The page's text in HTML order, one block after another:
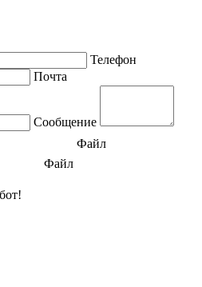
Телефон
Почта
Сообщение
Файл
Файл